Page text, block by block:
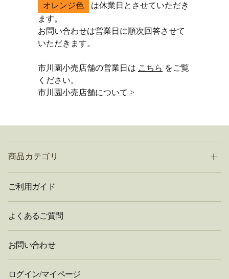
オレンジ色
は休業日とさせていただき
ます。
お問い合わせは営業日に順次回答させて
いただきます。
市川園小売店舗の営業日は こちら をご覧
ください。
市川園小売店舗について >
商品カテゴリ
ご利用ガイド
よくあるご質問
お問い合わせ
ログイン/マイページ